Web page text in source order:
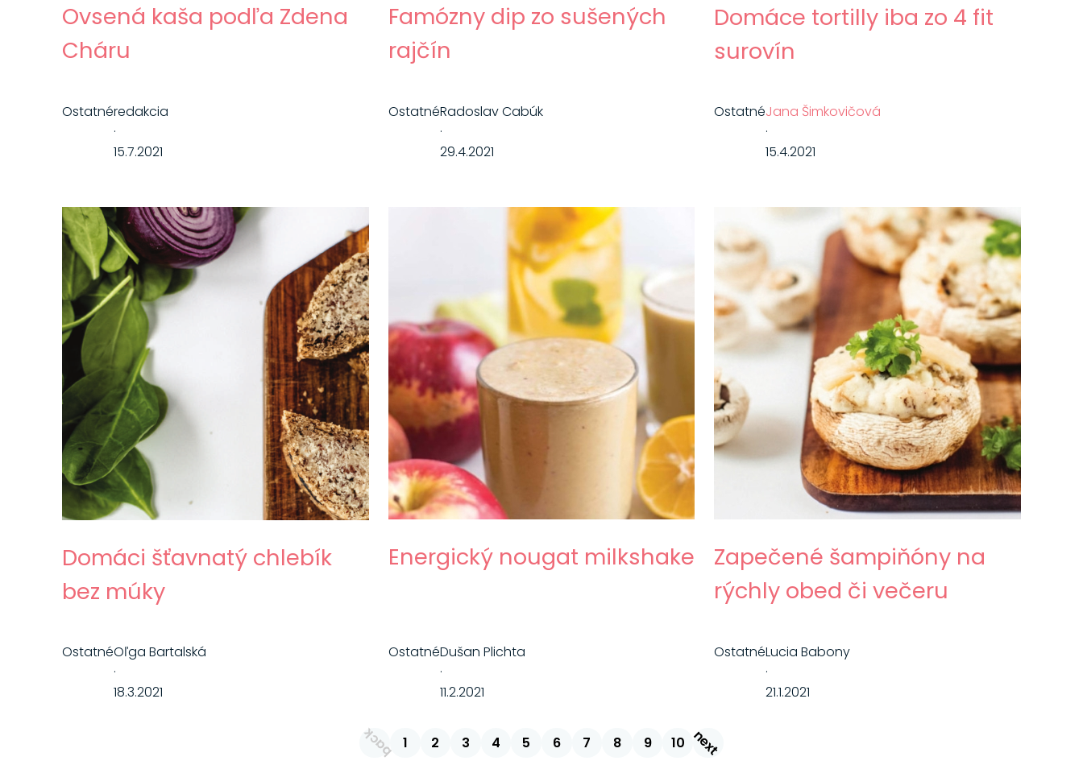
Ovsená kaša podľa Zdena
Cháru
Ostatnéredakcia
·
15.7.2021
Famózny dip zo sušených
rajčín
OstatnéRadoslav Cabúk
·
29.4.2021
Domáce tortilly iba zo 4 fit
surovín
OstatnéJana Šimkovičová
·
15.4.2021
Domáci šťavnatý chlebík
bez múky
OstatnéOľga Bartalská
·
18.3.2021
Energický nougat milkshake
OstatnéDušan Plichta
·
11.2.2021
Zapečené šampiňóny na
rýchly obed či večeru
OstatnéLucia Babony
·
21.1.2021
back 1 2 3 4 5 6 7 8 9 10 next